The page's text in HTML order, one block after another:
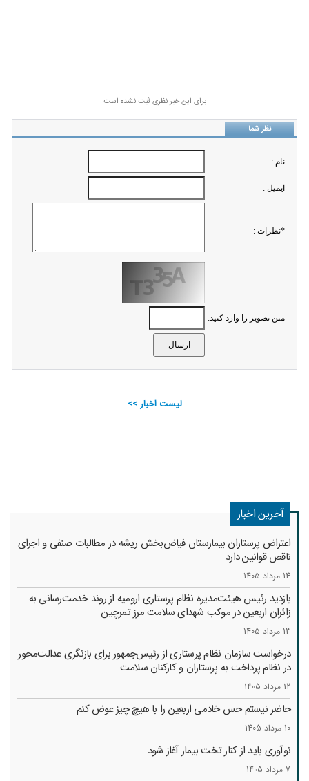
برای این خبر نظری ثبت نشده است
نظر شما
نام :
ايميل :
*نظرات :
متن تصویر را وارد کنید:
لیست اخبار >>
آخرین اخبار
اعتراض پرستاران بیمارستان فیاض‌بخش ریشه در مطالبات صنفی و اجرای
ناقص قوانین دارد
14 مرداد 1405
بازدید رئیس هیئت‌مدیره نظام پرستاری ارومیه از روند خدمت‌رسانی به
زائران اربعین در موکب شهدای سلامت مرز تمرچین
13 مرداد 1405
درخواست سازمان نظام پرستاری از رئیس‌جمهور برای بازنگری عدالت‌محور
در نظام پرداخت به پرستاران و کارکنان سلامت
12 مرداد 1405
حاضر نیستم حس خادمی اربعین را با هیچ چیز عوض کنم
10 مرداد 1405
نوآوری باید از کنار تخت بیمار آغاز شود
7 مرداد 1405